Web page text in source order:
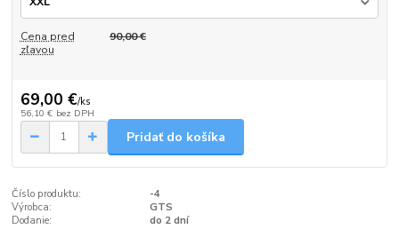
Cena pred
zľavou
90,00 €
69,00 €/ks
56,10 € bez DPH
Pridať do košíka
Číslo produktu:
-4
Výrobca:
GTS
Dodanie:
do 2 dní